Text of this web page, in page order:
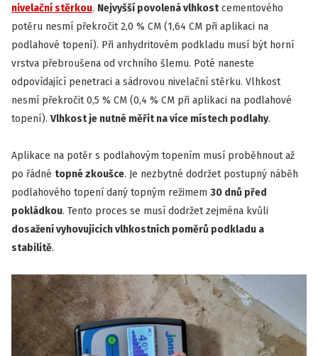
nivelační stěrkou. Nejvyšší povolená vlhkostcementového
potěru nesmí překročit 2,0 % CM (1,64 CM při aplikaci na
podlahové topení). Při anhydritovém podkladu musí být horní
vrstva přebroušena od vrchního šlemu. Poté naneste
odpovídající penetraci a sádrovou nivelační stěrku. Vlhkost
nesmí překročit 0,5 % CM (0,4 % CM při aplikaci na podlahové
topení). Vlhkost je nutné měřit na více místech podlahy.
Aplikace na potěr s podlahovým topením musí proběhnout až
po řádné topné zkoušce. Je nezbytné dodržet postupný náběh
podlahového topení daný topným režimem 30 dnů před
pokládkou. Tento proces se musí dodržet zejména kvůli
dosažení vyhovujících vlhkostních poměrů podkladu a
stabilitě.